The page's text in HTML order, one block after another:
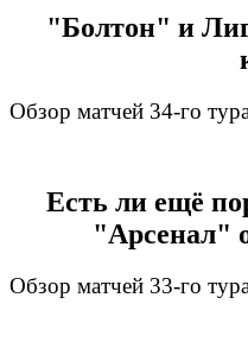
"Болтон" и
Обзор матчей 34-го
Есть ли ещё
"Арсенал"
Обзор матчей 33-го